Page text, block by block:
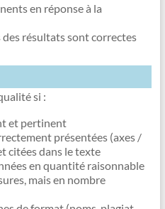
en réponse à la
résultats sont correctes
si :
et pertinent
présentées (axes /
citées dans le texte
en quantité raisonnable
mais en nombre